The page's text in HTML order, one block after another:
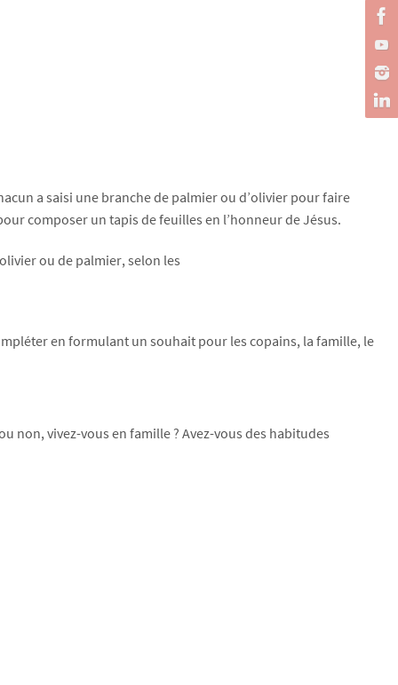
a saisi une branche de palmier ou d’olivier pour faire
composer un tapis de feuilles en l’honneur de Jésus.
ou de palmier, selon les
en formulant un souhait pour les copains, la famille, le
non, vivez-vous en famille ? Avez-vous des habitudes